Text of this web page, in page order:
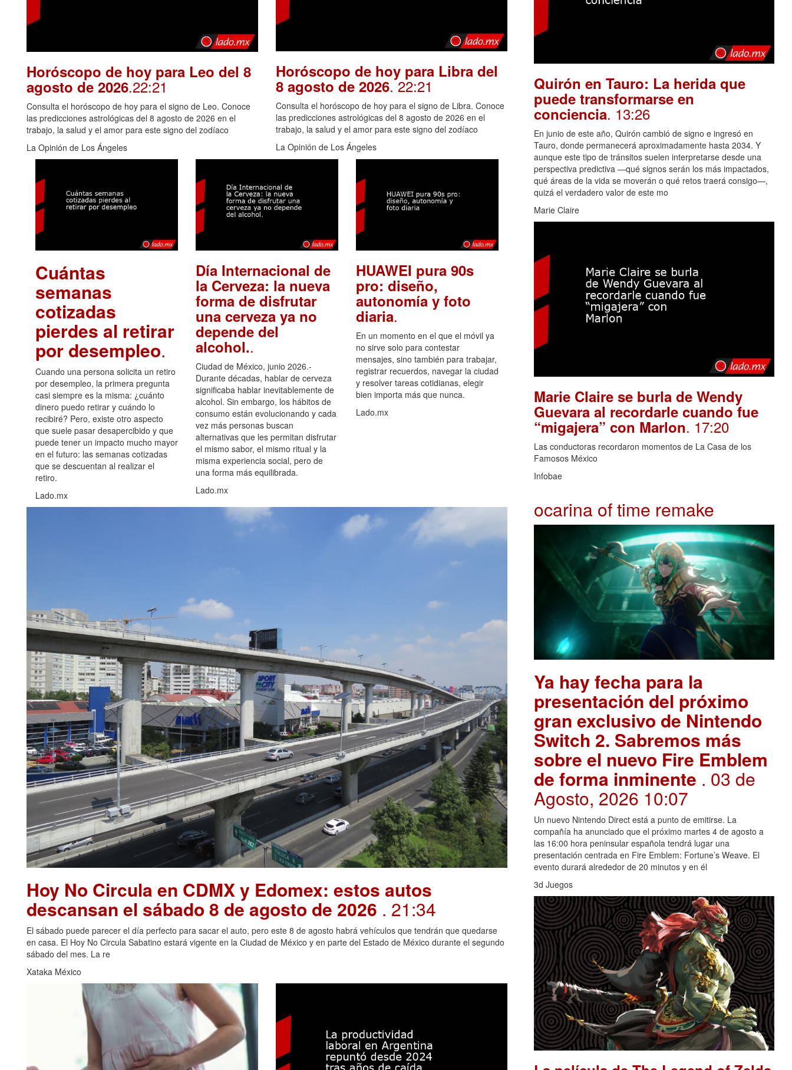
Horóscopo de hoy para Leo del 8
agosto de 2026.22:21
Consulta el horóscopo de hoy para el signo de Leo. Conoce
las predicciones astrológicas del 8 agosto de 2026 en el
trabajo, la salud y el amor para este signo del zodíaco
La Opinión de Los Ángeles
Horóscopo de hoy para Libra del
8 agosto de 2026. 22:21
Consulta el horóscopo de hoy para el signo de Libra. Conoce
las predicciones astrológicas del 8 agosto de 2026 en el
trabajo, la salud y el amor para este signo del zodíaco
La Opinión de Los Ángeles
Cuántas
semanas
cotizadas
pierdes al retirar
por desempleo.
Cuando una persona solicita un retiro
por desempleo, la primera pregunta
casi siempre es la misma: ¿cuánto
dinero puedo retirar y cuándo lo
recibiré? Pero, existe otro aspecto
que suele pasar desapercibido y que
puede tener un impacto mucho mayor
en el futuro: las semanas cotizadas
que se descuentan al realizar el
retiro.
Lado.mx
Día Internacional de
la Cerveza: la nueva
forma de disfrutar
una cerveza ya no
depende del
alcohol..
Ciudad de México, junio 2026.-
Durante décadas, hablar de cerveza
significaba hablar inevitablemente de
alcohol. Sin embargo, los hábitos de
consumo están evolucionando y cada
vez más personas buscan
alternativas que les permitan disfrutar
el mismo sabor, el mismo ritual y la
misma experiencia social, pero de
una forma más equilibrada.
Lado.mx
HUAWEI pura 90s
pro: diseño,
autonomía y foto
diaria.
En un momento en el que el móvil ya
no sirve solo para contestar
mensajes, sino también para trabajar,
registrar recuerdos, navegar la ciudad
y resolver tareas cotidianas, elegir
bien importa más que nunca.
Lado.mx
Hoy No Circula en CDMX y Edomex: estos autos
descansan el sábado 8 de agosto de 2026 . 21:34
El sábado puede parecer el día perfecto para sacar el auto, pero este 8 de agosto habrá vehículos que tendrán que quedarse
en casa. El Hoy No Circula Sabatino estará vigente en la Ciudad de México y en parte del Estado de México durante el segundo
sábado del mes. La re
Xataka México
Quirón en Tauro: La herida que
puede transformarse en
conciencia. 13:26
En junio de este año, Quirón cambió de signo e ingresó en
Tauro, donde permanecerá aproximadamente hasta 2034. Y
aunque este tipo de tránsitos suelen interpretarse desde una
perspectiva predictiva —qué signos serán los más impactados,
qué áreas de la vida se moverán o qué retos traerá consigo—,
quizá el verdadero valor de este mo
Marie Claire
Marie Claire se burla de Wendy
Guevara al recordarle cuando fue
“migajera” con Marlon. 17:20
Las conductoras recordaron momentos de La Casa de los
Famosos México
Infobae
ocarina of time remake
Ya hay fecha para la
presentación del próximo
gran exclusivo de Nintendo
Switch 2. Sabremos más
sobre el nuevo Fire Emblem
de forma inminente . 03 de
Agosto, 2026 10:07
Un nuevo Nintendo Direct está a punto de emitirse. La
compañía ha anunciado que el próximo martes 4 de agosto a
las 16:00 hora peninsular española tendrá lugar una
presentación centrada en Fire Emblem: Fortune’s Weave. El
evento durará alrededor de 20 minutos y en él
3d Juegos